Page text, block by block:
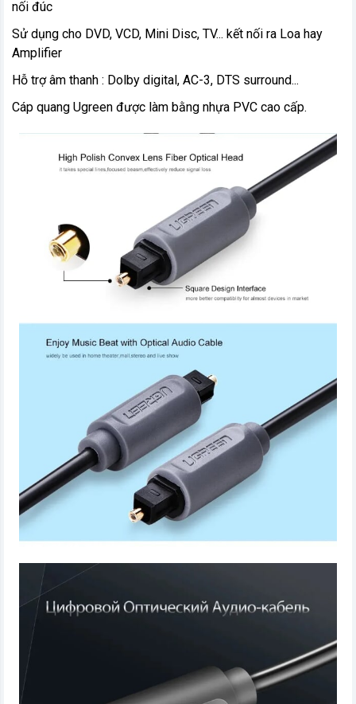
nối đúc
Sử dụng cho DVD, VCD, Mini Disc, TV... kết nối ra Loa hay
Amplifier
Hỗ trợ âm thanh : Dolby digital, AC-3, DTS surround...
Cáp quang Ugreen được làm bằng nhựa PVC cao cấp.